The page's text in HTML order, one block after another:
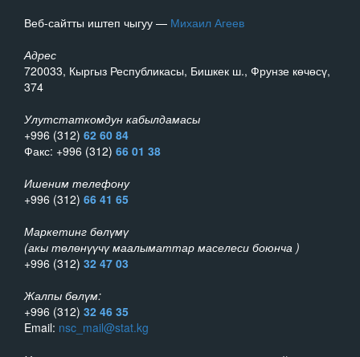
Веб-сайтты иштеп чыгуу — Михаил Агеев
Адрес
720033, Кыргыз Республикасы, Бишкек ш., Фрунзе көчөсү,
374
Улутстаткомдун кабылдамасы
+996 (312) 62 60 84
Факс: +996 (312) 66 01 38
Ишеним телефону
+996 (312) 66 41 65
Маркетинг бөлүмү
(акы төлөнүүчү маалыматтар маселеси боюнча )
+996 (312) 32 47 03
Жалпы бөлүм:
+996 (312) 32 46 35
Email: nsc_mail@stat.kg